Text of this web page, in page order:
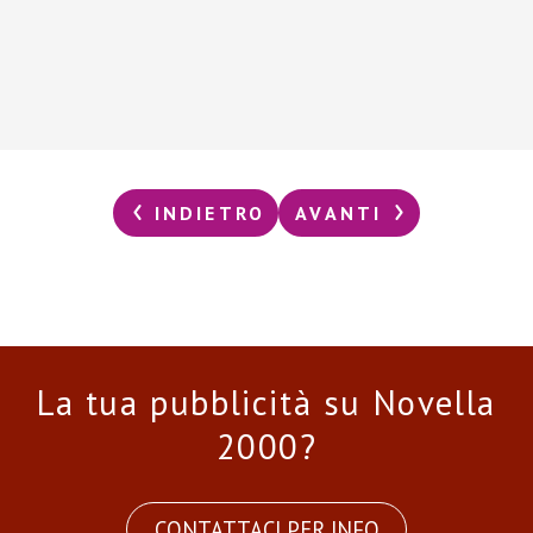
INDIETRO AVANTI
La tua pubblicità su Novella
2000?